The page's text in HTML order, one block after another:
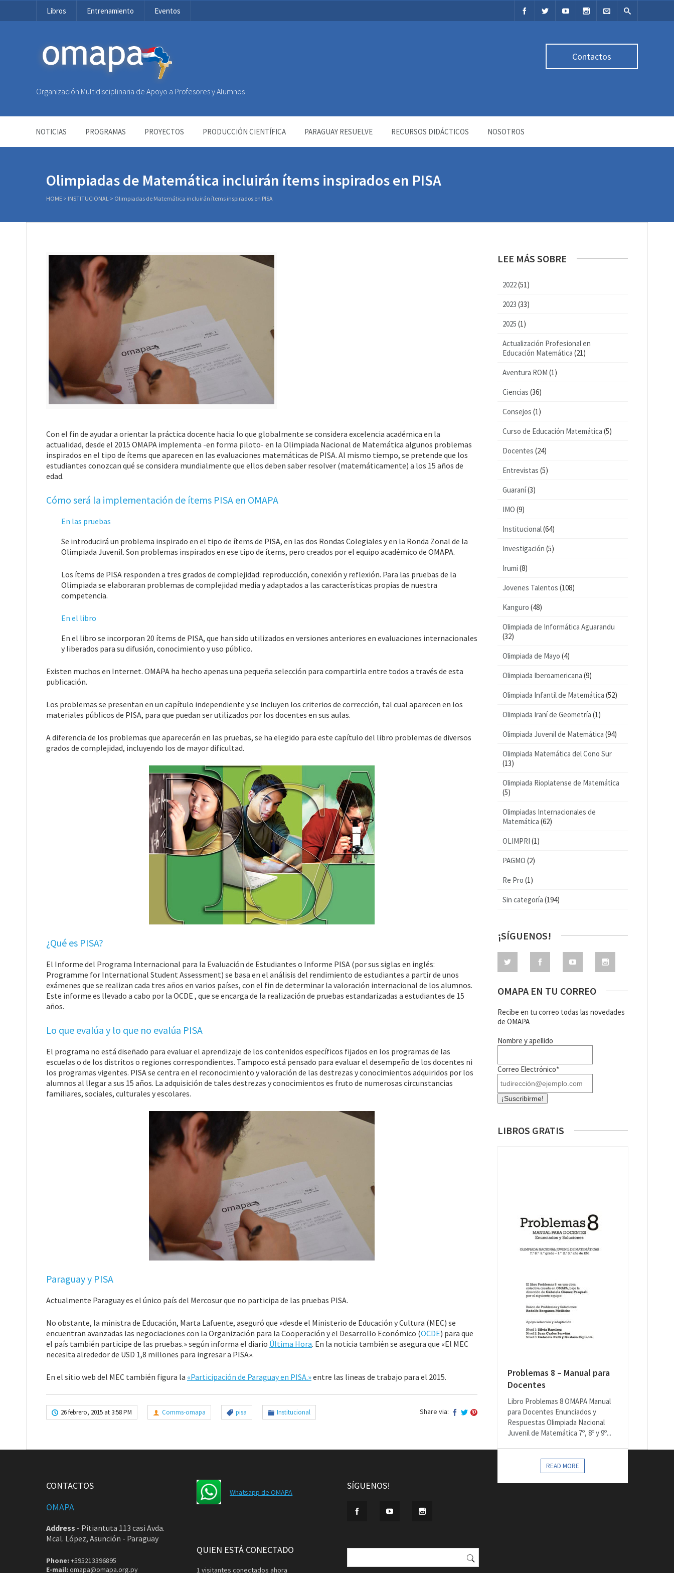
Libros Entrenamiento Eventos
OMAPA
Organización Multidisciplinaria de Apoyo a Profesores y Alumnos
Contactos
NOTICIAS PROGRAMAS PROYECTOS PRODUCCIÓN CIENTÍFICA PARAGUAY RESUELVE RECURSOS DIDÁCTICOS NOSOTROS
Olimpiadas de Matemática incluirán ítems inspirados en PISA
HOME > INSTITUCIONAL > Olimpiadas de Matemática incluirán ítems inspirados en PISA
Con el fin de ayudar a orientar la práctica docente hacia lo que globalmente se considera excelencia académica en la
actualidad, desde el 2015 OMAPA implementa -en forma piloto- en la Olimpiada Nacional de Matemática algunos problemas
inspirados en el tipo de ítems que aparecen en las evaluaciones matemáticas de PISA. Al mismo tiempo, se pretende que los
estudiantes conozcan qué se considera mundialmente que ellos deben saber resolver (matemáticamente) a los 15 años de
edad.
Cómo será la implementación de ítems PISA en OMAPA
En las pruebas
Se introducirá un problema inspirado en el tipo de ítems de PISA, en las dos Rondas Colegiales y en la Ronda Zonal de la
Olimpiada Juvenil. Son problemas inspirados en ese tipo de ítems, pero creados por el equipo académico de OMAPA.
Los ítems de PISA responden a tres grados de complejidad: reproducción, conexión y reflexión. Para las pruebas de la
Olimpiada se elaboraran problemas de complejidad media y adaptados a las características propias de nuestra
competencia.
En el libro
En el libro se incorporan 20 ítems de PISA, que han sido utilizados en versiones anteriores en evaluaciones internacionales
y liberados para su difusión, conocimiento y uso público.
Existen muchos en Internet. OMAPA ha hecho apenas una pequeña selección para compartirla entre todos a través de esta
publicación.
Los problemas se presentan en un capítulo independiente y se incluyen los criterios de corrección, tal cual aparecen en los
materiales públicos de PISA, para que puedan ser utilizados por los docentes en sus aulas.
A diferencia de los problemas que aparecerán en las pruebas, se ha elegido para este capítulo del libro problemas de diversos
grados de complejidad, incluyendo los de mayor dificultad.
¿Qué es PISA?
El Informe del Programa Internacional para la Evaluación de Estudiantes o Informe PISA (por sus siglas en inglés:
Programme for International Student Assessment) se basa en el análisis del rendimiento de estudiantes a partir de unos
exámenes que se realizan cada tres años en varios países, con el fin de determinar la valoración internacional de los alumnos.
Este informe es llevado a cabo por la OCDE , que se encarga de la realización de pruebas estandarizadas a estudiantes de 15
años.
Lo que evalúa y lo que no evalúa PISA
El programa no está diseñado para evaluar el aprendizaje de los contenidos específicos fijados en los programas de las
escuelas o de los distritos o regiones correspondientes. Tampoco está pensado para evaluar el desempeño de los docentes ni
los programas vigentes. PISA se centra en el reconocimiento y valoración de las destrezas y conocimientos adquiridos por los
alumnos al llegar a sus 15 años. La adquisición de tales destrezas y conocimientos es fruto de numerosas circunstancias
familiares, sociales, culturales y escolares.
Paraguay y PISA
Actualmente Paraguay es el único país del Mercosur que no participa de las pruebas PISA.
No obstante, la ministra de Educación, Marta Lafuente, aseguró que «desde el Ministerio de Educación y Cultura (MEC) se
encuentran avanzadas las negociaciones con la Organización para la Cooperación y el Desarrollo Económico (OCDE) para que
el país también participe de las pruebas.» según informa el diario Última Hora. En la noticia también se asegura que «El MEC
necesita alrededor de USD 1,8 millones para ingresar a PISA».
En el sitio web del MEC también figura la «Participación de Paraguay en PISA.»entre las lineas de trabajo para el 2015.
26 febrero, 2015 at 3:58 PM Comms-omapa pisa Institucional Share via:
LEE MÁS SOBRE
2022(51)
2023 (33)
2025 (1)
Actualización Profesional en
Educación Matemática (21)
Aventura ROM (1)
Ciencias (36)
Consejos (1)
Curso de Educación Matemática (5)
Docentes (24)
Entrevistas (5)
Guaraní(3)
IMO (9)
Institucional(64)
Investigación (5)
Irumi (8)
Jovenes Talentos (108)
Kanguro (48)
Olimpiada de Informática Aguarandu
(32)
Olimpiada de Mayo (4)
Olimpiada Iberoamericana (9)
Olimpiada Infantil de Matemática (52)
Olimpiada Iraní de Geometría (1)
Olimpiada Juvenil de Matemática (94)
Olimpiada Matemática del Cono Sur
(13)
Olimpiada Rioplatense de Matemática
(5)
Olimpiadas Internacionales de
Matemática (62)
OLIMPRI (1)
PAGMO (2)
Re Pro (1)
Sin categoría (194)
¡SÍGUENOS!
OMAPA EN TU CORREO
Recibe en tu correo todas las novedades
de OMAPA
Nombre y apellido
Correo Electrónico*
LIBROS GRATIS
Problemas 8 – Manual para
Docentes
Libro Problemas 8 OMAPA Manual
para Docentes Enunciados y
Respuestas Olimpiada Nacional
Juvenil de Matemática 7º, 8º y 9º...
READ MORE
CONTACTOS
OMAPA
Address - Pitiantuta 113 casi Avda.
Mcal. López, Asunción - Paraguay
Phone: +595213396895
E-mail: omapa@omapa.org.py
Whatsapp de OMAPA
SÍGUENOS!
QUIEN ESTÁ CONECTADO
1 visitantes conectados ahora
Buscar: